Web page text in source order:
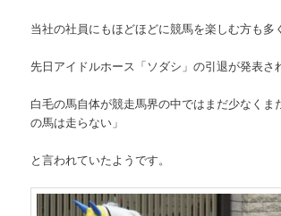
当社の社員にもほどほどに競馬を楽しむ方も多く
先日アイドルホース「ソダシ」の引退が発表さ
白毛の馬自体が競走馬界の中ではまだ少なくま
の馬は走らない」
と言われていたようです。